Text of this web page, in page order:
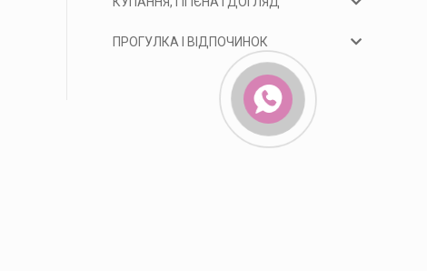
ПРОГУЛКА І ВІДПОЧИНОК